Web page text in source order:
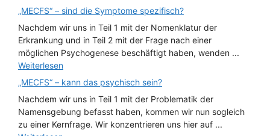
„MECFS“ – sind die Symptome spezifisch?
Nachdem wir uns in Teil 1 mit der Nomenklatur der
Erkrankung und in Teil 2 mit der Frage nach einer
möglichen Psychogenese beschäftigt haben, wenden ...
Weiterlesen
„MECFS“ – kann das psychisch sein?
Nachdem wir uns in Teil 1 mit der Problematik der
Namensgebung befasst haben, kommen wir nun sogleich
zu einer Kernfrage. Wir konzentrieren uns hier auf ...